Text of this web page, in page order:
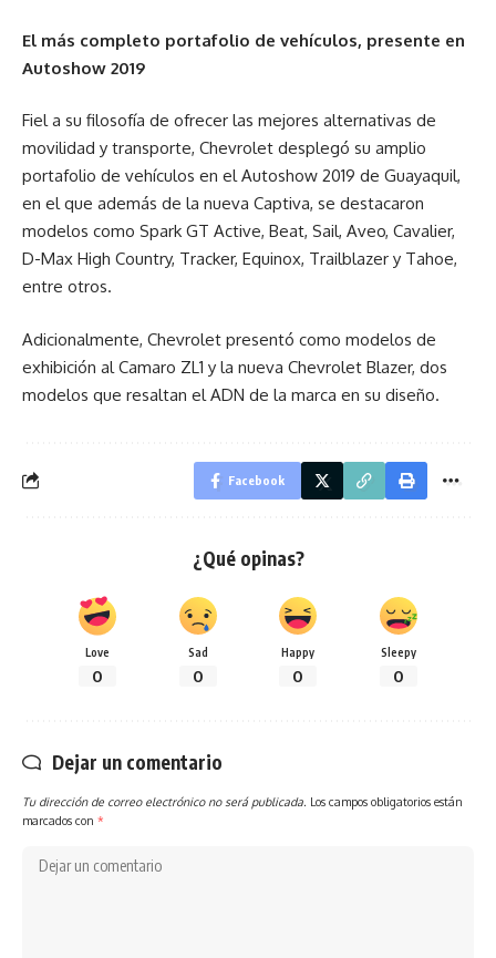
El más completo portafolio de vehículos, presente en
Autoshow 2019
Fiel a su filosofía de ofrecer las mejores alternativas de
movilidad y transporte, Chevrolet desplegó su amplio
portafolio de vehículos en el Autoshow 2019 de Guayaquil,
en el que además de la nueva Captiva, se destacaron
modelos como Spark GT Active, Beat, Sail, Aveo, Cavalier,
D-Max High Country, Tracker, Equinox, Trailblazer y Tahoe,
entre otros.
Adicionalmente, Chevrolet presentó como modelos de
exhibición al Camaro ZL1 y la nueva Chevrolet Blazer, dos
modelos que resaltan el ADN de la marca en su diseño.
Facebook
¿Qué opinas?
Love
0
Sad
0
Happy
0
Sleepy
0
Dejar un comentario
Tu dirección de correo electrónico no será publicada. Los campos obligatorios están
marcados con *